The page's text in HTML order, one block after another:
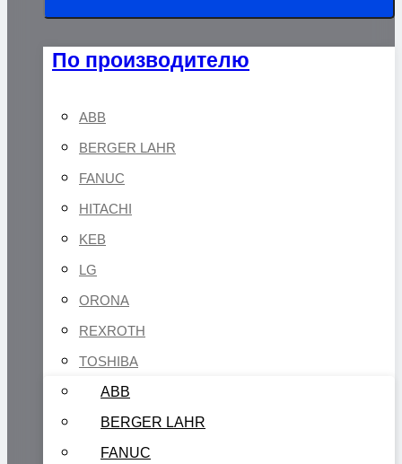
По производителю
ABB
BERGER LAHR
FANUC
HITACHI
KEB
LG
ORONA
REXROTH
TOSHIBA
ABB
BERGER LAHR
FANUC